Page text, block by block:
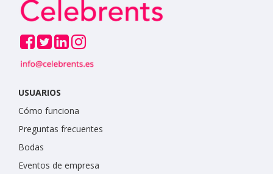
USUARIOS
Cómo funciona
Preguntas frecuentes
Bodas
Eventos de empresa